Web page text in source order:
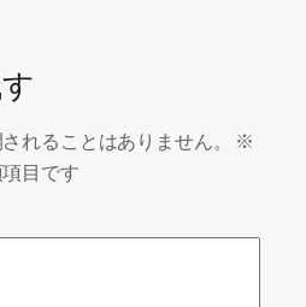
れることはありません。
※
目です